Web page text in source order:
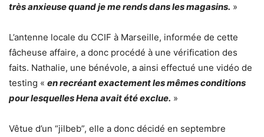
très anxieuse quand je me rends dans les magasins. »
L’antenne locale du CCIF à Marseille, informée de cette
fâcheuse affaire, a donc procédé à une vérification des
faits. Nathalie, une bénévole, a ainsi effectué une vidéo de
testing « en recréant exactement les mêmes conditions
pour lesquelles Hena avait été exclue. »
Vêtue d’un “jilbeb”, elle a donc décidé en septembre